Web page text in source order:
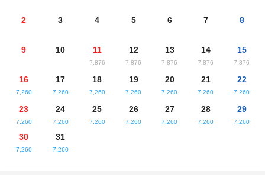
2 3 4 5 6 7 8
9 10 11
7,876
12
7,876
13
7,876
14
7,876
15
7,876
16
7,260
17
7,260
18
7,260
19
7,260
20
7,260
21
7,260
22
7,260
23
7,260
24
7,260
25
7,260
26
7,260
27
7,260
28
7,260
29
7,260
30
7,260
31
7,260